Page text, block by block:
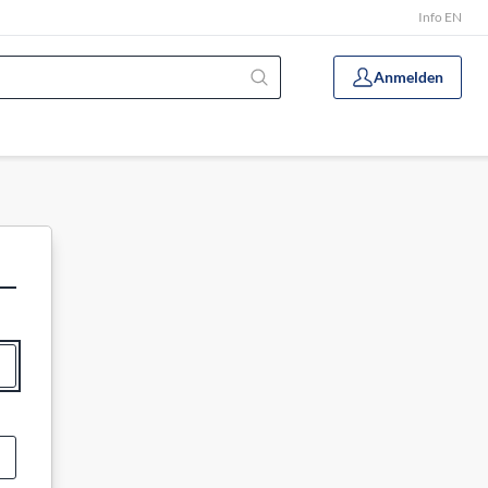
Info EN
Anmelden